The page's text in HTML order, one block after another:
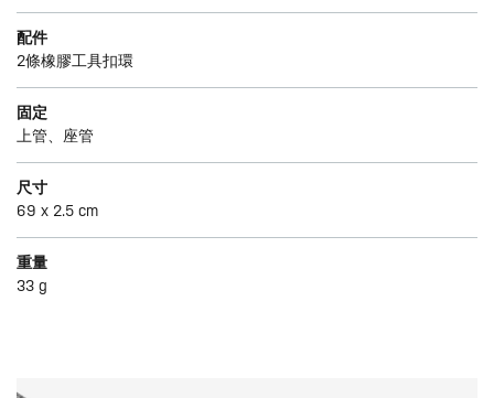
配件
2條橡膠工具扣環
固定
上管、座管
尺寸
69 x 2.5 cm
重量
33 g